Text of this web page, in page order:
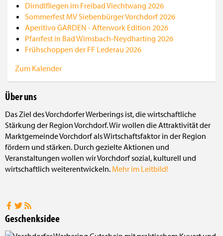
Dirndlfliegen im Freibad Viechtwang 2026
Sommerfest MV Siebenbürger Vorchdorf 2026
Aperitivo GARDEN - Afterwork Edition 2026
Pfarrfest in Bad Wimsbach-Neydharting 2026
Frühschoppen der FF Lederau 2026
Zum Kalender
Über uns
Das Ziel des Vorchdorfer Werberings ist, die wirtschaftliche
Stärkung der Region Vorchdorf. Wir wollen die Attraktivität der
Marktgemeinde Vorchdorf als Wirtschaftsfaktor in der Region
fördern und stärken. Durch gezielte Aktionen und
Veranstaltungen wollen wir Vorchdorf sozial, kulturell und
wirtschaftlich weiterentwickeln. Mehr im Leitbild!
Geschenksidee